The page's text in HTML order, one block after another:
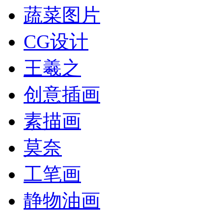
蔬菜图片
CG设计
王羲之
创意插画
素描画
莫奈
工笔画
静物油画